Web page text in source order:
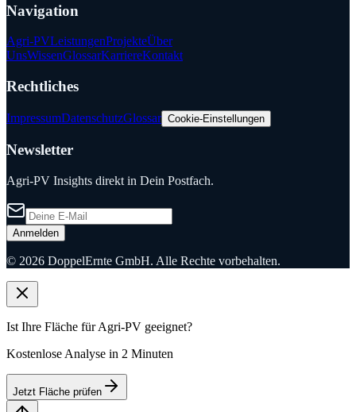
Navigation
Agri-PVLeistungenProjekteÜber
UnsWissenGlossarKarriereKontakt
Rechtliches
ImpressumDatenschutzGlossar Cookie-Einstellungen
Newsletter
Agri-PV Insights direkt in Dein Postfach.
Anmelden
© 2026 DoppelErnte GmbH. Alle Rechte vorbehalten.
Ist Ihre Fläche für Agri-PV geeignet?
Kostenlose Analyse in 2 Minuten
Jetzt Fläche prüfen